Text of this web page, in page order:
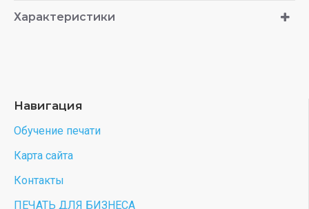
Характеристики
Навигация
Обучение печати
Карта сайта
Контакты
ПЕЧАТЬ ДЛЯ БИЗНЕСА